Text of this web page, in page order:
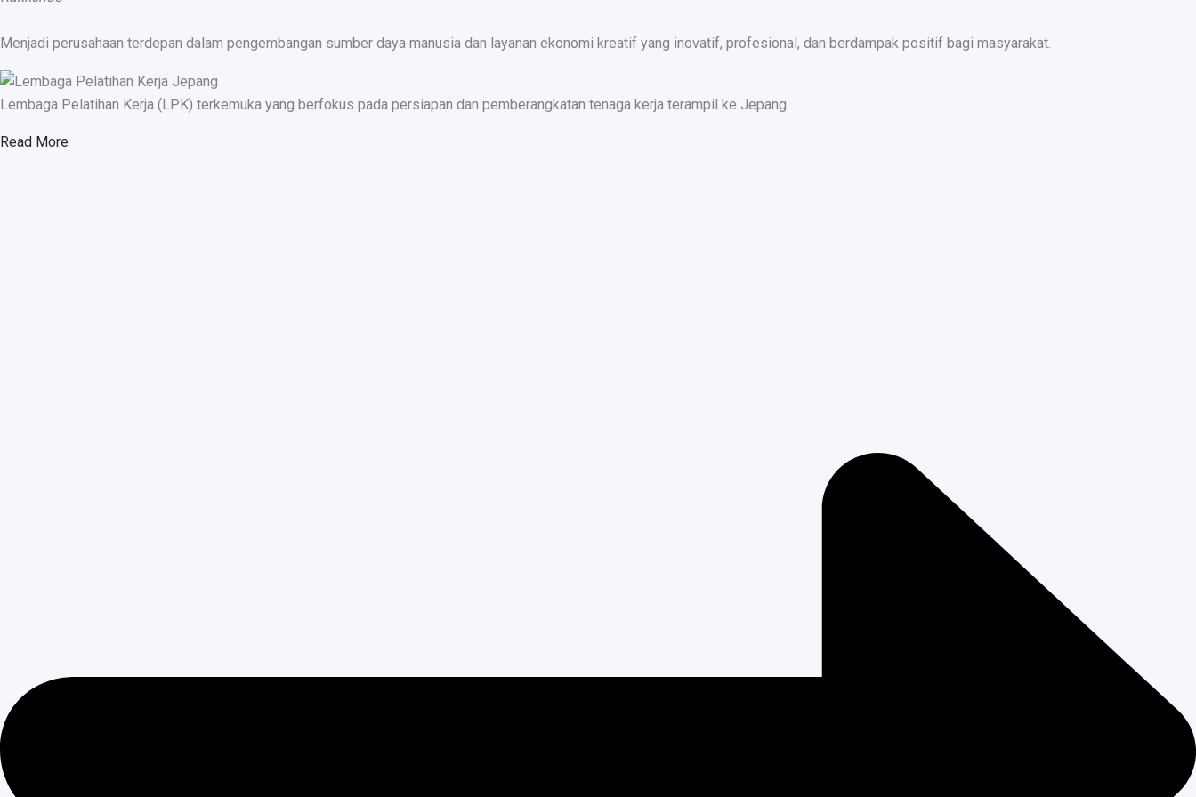
Menjadi perusahaan terdepan dalam pengembangan sumber daya manusia dan layanan ekonomi kreatif yang inovatif, profesional, dan berdampak positif bagi masyarakat.
Lembaga Pelatihan Kerja (LPK) terkemuka yang berfokus pada persiapan dan pemberangkatan tenaga kerja terampil ke Jepang.
Read More